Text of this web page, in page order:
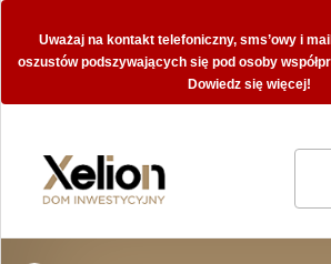
Uważaj na kontakt telefoniczny, sms’owy i
oszustów podszywających się pod osoby
Dowiedz się więcej!